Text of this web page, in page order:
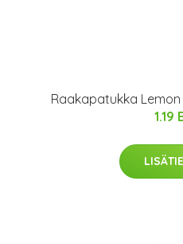
Raakapatukka Lemon
1.19